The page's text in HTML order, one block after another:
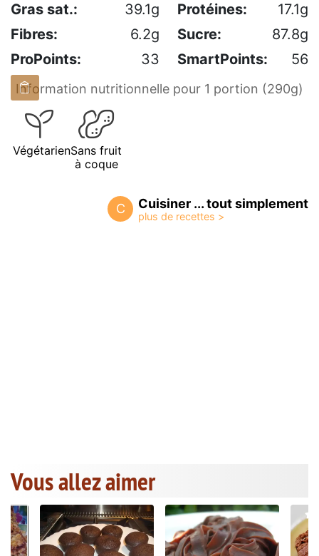
Gras sat.:
39.1g Protéines:
17.1g
Fibres:
6.2g Sucre:
87.8g
ProPoints:
33 SmartPoints: 56
Information nutritionnelle pour 1 portion (290g)
VégétarienSans fruit
à coque
C Cuisiner ... tout simplement
Vous allez aimer